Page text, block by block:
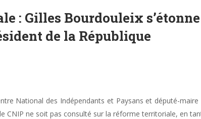
: Gilles Bourdouleix
de la République
National des Indépendants et Paysans et député-
CNIP ne soit pas consulté sur la réforme territoriale, en